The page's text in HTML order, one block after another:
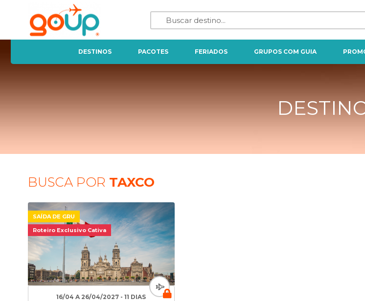
DESTINOS PACOTES FERIADOS GRUPOS COM GUIA
BUSCA POR TAXCO
SAÍDA DE GRU
Roteiro Exclusivo Cativa
16/04 A 26/04/2027 - 11 DIAS